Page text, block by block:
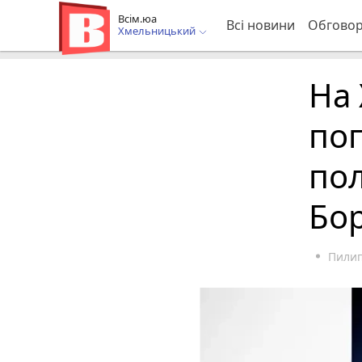
Всім.юа
Хмельницький
Всі новини
На